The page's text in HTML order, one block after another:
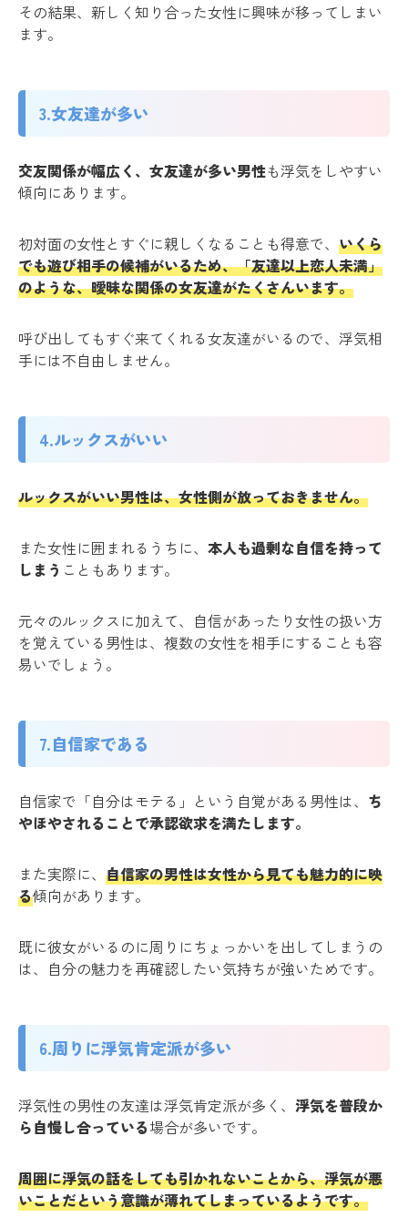
その結果、新しく知り合った女性に興味が移ってしまい
ます。
3.女友達が多い
交友関係が幅広く、女友達が多い男性も浮気をしやすい
傾向にあります。
初対面の女性とすぐに親しくなることも得意で、 いくら
でも遊び相手の候補がいるため、「友達以上恋人未満」
のような、曖昧な関係の女友達がたくさんいます。
呼び出してもすぐ来てくれる女友達がいるので、浮気相
手には不自由しません。
4.ルックスがいい
ルックスがいい男性は、女性側が放っておきません。
また女性に囲まれるうちに、 本人も過剰な自信を持って
しまう こともあります。
元々のルックスに加えて、自信があったり女性の扱い方
を覚えている男性は、複数の女性を相手にすることも容
易いでしょう。
7.自信家である
自信家で「自分はモテる」という自覚がある男性は、 ち
やほやされることで承認欲求を満たします。
また実際に、 自信家の男性は女性から見ても魅力的に映
る傾向があります。
既に彼女がいるのに周りにちょっかいを出してしまうの
は、自分の魅力を再確認したい気持ちが強いためです。
6.周りに浮気肯定派が多い
浮気性の男性の友達は浮気肯定派が多く、 浮気を普段か
ら自慢し合っている場合が多いです。
周囲に浮気の話をしても引かれないことから、浮気が悪
いことだという意識が薄れてしまっているようです。